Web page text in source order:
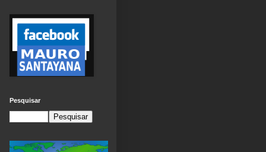
Pesquisar